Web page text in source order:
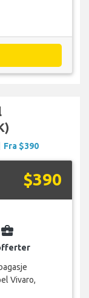
Fra $390
$390
business_center
Vivaro,